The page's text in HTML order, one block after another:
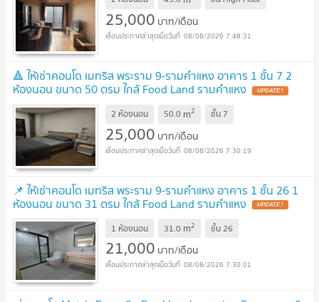
25,000 บาท/เดือน
08/08/2026 7:48:31
🔺 ให้เช่าคอนโด เมทริส พระราม 9-รามคำแหง อาคาร 1 ชั้น 7 2
ห้องนอน ขนาด 50 ตรม ใกล้ Food Land รามคำแหง UPDATE !
2 ห้องนอน 50.0 m2 ชั้น 7
25,000 บาท/เดือน
08/08/2026 7:30:19
📌 ให้เช่าคอนโด เมทริส พระราม 9-รามคำแหง อาคาร 1 ชั้น 26 1
ห้องนอน ขนาด 31 ตรม ใกล้ Food Land รามคำแหง UPDATE !
1 ห้องนอน 31.0 m2 ชั้น26
21,000 บาท/เดือน
08/08/2026 7:30:01